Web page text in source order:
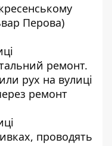
Перова)
ремонт.
рух на вулиці
ремонт
проводять